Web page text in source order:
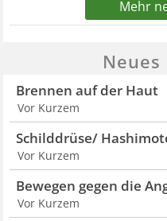
Mehr
Brennen auf der Haut
Vor Kurzem
Schilddrüse/
Vor Kurzem
Bewegen gegen die
Vor Kurzem